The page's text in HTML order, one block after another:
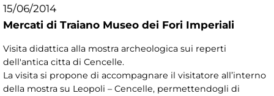
15/06/2014
Mercati di Traiano Museo dei Fori Imperiali
Visita didattica alla mostra archeologica sui reperti
dell'antica citta di Cencelle.
La visita si propone di accompagnare il visitatore all’interno
della mostra su Leopoli – Cencelle, permettendogli di